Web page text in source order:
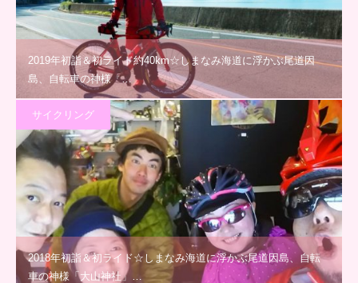
2019年初詣＆初ライド約40km☆しまなみ海道に浮かぶ尾道因
島、自転車の神様「…
サイクリング
2018年初詣＆初ライド☆しまなみ海道に浮かぶ尾道因島、自転
車の神様「大山神社」…